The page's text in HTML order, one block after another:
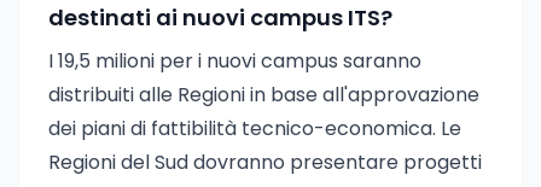
destinati ai nuovi campus ITS?
I 19,5 milioni per i nuovi campus saranno
distribuiti alle Regioni in base all'approvazione
dei piani di fattibilità tecnico-economica. Le
Regioni del Sud dovranno presentare progetti